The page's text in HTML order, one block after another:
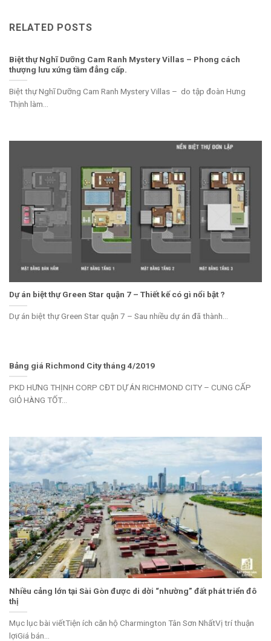
RELATED POSTS
Biệt thự Nghĩ Dưỡng Cam Ranh Mystery Villas – Phong cách
thượng lưu xứng tầm đẳng cấp.
Biệt thự Nghĩ Dưỡng Cam Ranh Mystery Villas – do tập đoàn Hưng
Thịnh làm...
Dự án biệt thự Green Star quận 7 – Thiết kế có gì nổi bật ?
Dự án biệt thự Green Star quận 7 – Sau nhiều dự án đã thành...
Bảng giá Richmond City tháng 4/2019
PKD HƯNG THỊNH CORP CĐT DỰ ÁN RICHMOND CITY – CUNG CẤP
GIỎ HÀNG TỐT...
Nhiều cảng lớn tại Sài Gòn được di dời “nhường” đất phát triển đô
thị
Mục lục bài viếtTiện ích căn hộ Charmington Tân Sơn NhấtVị trí thuận
lợiGiá bán...